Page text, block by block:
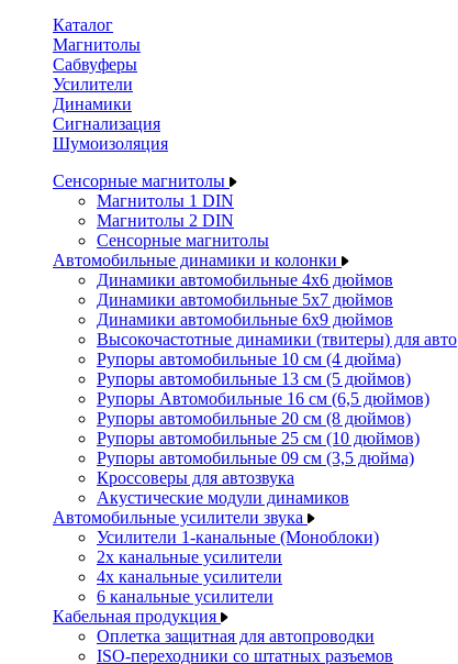
Каталог
Магнитолы
Сабвуферы
Усилители
Динамики
Сигнализация
Шумоизоляция
Сенсорные магнитолы
Магнитолы 1 DIN
Магнитолы 2 DIN
Сенсорные магнитолы
Автомобильные динамики и колонки
Динамики автомобильные 4x6 дюймов
Динамики автомобильные 5x7 дюймов
Динамики автомобильные 6x9 дюймов
Высокочастотные динамики (твитеры) для авто
Рупоры автомобильные 10 см (4 дюйма)
Рупоры автомобильные 13 см (5 дюймов)
Рупоры Автомобильные 16 см (6,5 дюймов)
Рупоры автомобильные 20 см (8 дюймов)
Рупоры автомобильные 25 см (10 дюймов)
Рупоры автомобильные 09 см (3,5 дюйма)
Кроссоверы для автозвука
Акустические модули динамиков
Автомобильные усилители звука
Усилители 1-канальные (Моноблоки)
2х канальные усилители
4х канальные усилители
6 канальные усилители
Кабельная продукция
Оплетка защитная для автопроводки
ISO-переходники со штатных разъемов